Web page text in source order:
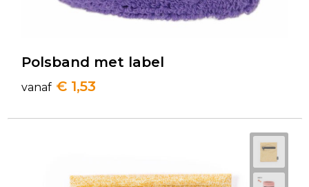
Polsband met label
vanaf € 1,53